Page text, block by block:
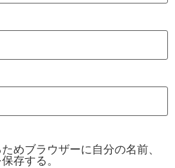
めブラウザーに自分の名前、
存する。